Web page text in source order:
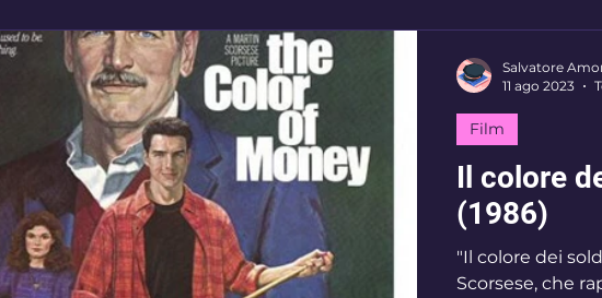
Riflessioni Premio Nabokov Interviste
Il colore
(1986)
"Il colore dei
Scorsese, che
Film
Salvatore
11 ago 2023